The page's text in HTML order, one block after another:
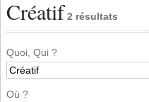
Créatif 2 résultats
Quoi, Qui ?
Où ?